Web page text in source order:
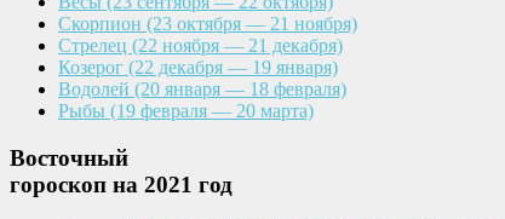
Скорпион (23 октября — 21 ноября)
Стрелец (22 ноября — 21 декабря)
Козерог (22 декабря — 19 января)
Водолей (20 января — 18 февраля)
Рыбы (19 февраля — 20 марта)
Восточный
гороскоп на 2021 год